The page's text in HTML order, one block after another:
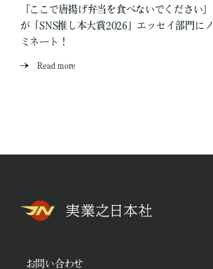
『ここで唐揚げ弁当を食べないでください』
が「SNS推し本大賞2026」エッセイ部門にノ
ミネート！
Read more
お問い合わせ